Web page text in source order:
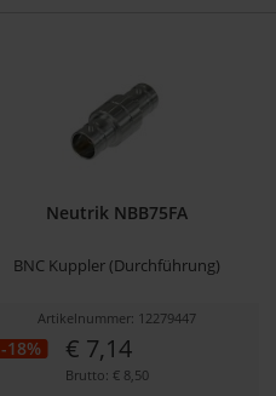
Neutrik NBB75FA
BNC Kuppler (Durchführung)
Artikelnummer: 12279447
-18% € 7,14
Brutto: € 8,50